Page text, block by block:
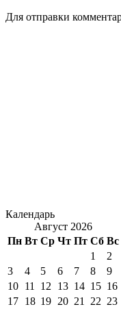
Для отправки
Календарь
Август 2026
Пн Вт Ср Чт Пт Сб Вс
1
2
3
4 5 6 7 8
9
10 11 12 13 14 15 16
17 18 19 20 21 22 23